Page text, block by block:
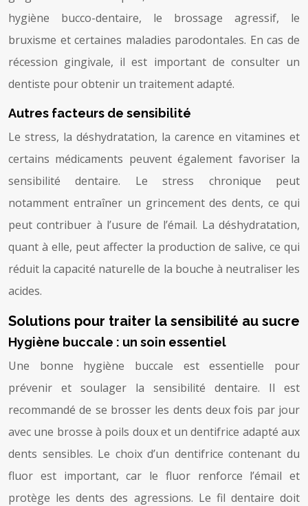
hygiène bucco-dentaire, le brossage agressif, le
bruxisme et certaines maladies parodontales. En cas de
récession gingivale, il est important de consulter un
dentiste pour obtenir un traitement adapté.
Autres facteurs de sensibilité
Le stress, la déshydratation, la carence en vitamines et
certains médicaments peuvent également favoriser la
sensibilité dentaire. Le stress chronique peut
notamment entraîner un grincement des dents, ce qui
peut contribuer à l’usure de l’émail. La déshydratation,
quant à elle, peut affecter la production de salive, ce qui
réduit la capacité naturelle de la bouche à neutraliser les
acides.
Solutions pour traiter la sensibilité au sucre
Hygiène buccale : un soin essentiel
Une bonne hygiène buccale est essentielle pour
prévenir et soulager la sensibilité dentaire. Il est
recommandé de se brosser les dents deux fois par jour
avec une brosse à poils doux et un dentifrice adapté aux
dents sensibles. Le choix d’un dentifrice contenant du
fluor est important, car le fluor renforce l’émail et
protège les dents des agressions. Le fil dentaire doit